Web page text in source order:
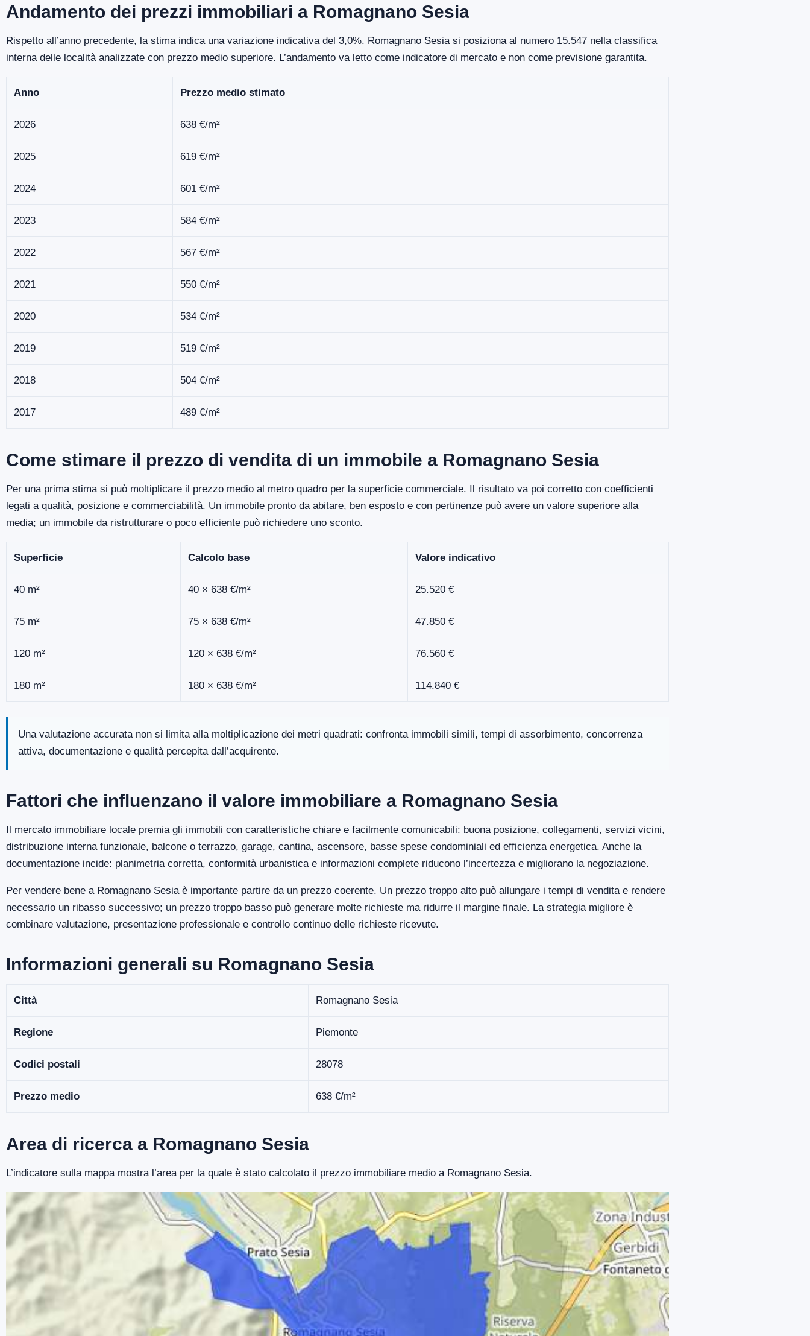
Andamento dei prezzi immobiliari a Romagnano Sesia
Rispetto all’anno precedente, la stima indica una variazione indicativa del 3,0%. Romagnano Sesia si posiziona al numero 15.547 nella classifica
interna delle località analizzate con prezzo medio superiore. L’andamento va letto come indicatore di mercato e non come previsione garantita.
Anno Prezzo medio stimato
2026 638 €/m²
2025 619 €/m²
2024 601 €/m²
2023 584 €/m²
2022 567 €/m²
2021 550 €/m²
2020 534 €/m²
2019 519 €/m²
2018 504 €/m²
2017 489 €/m²
Come stimare il prezzo di vendita di un immobile a Romagnano Sesia
Per una prima stima si può moltiplicare il prezzo medio al metro quadro per la superficie commerciale. Il risultato va poi corretto con coefficienti
legati a qualità, posizione e commerciabilità. Un immobile pronto da abitare, ben esposto e con pertinenze può avere un valore superiore alla
media; un immobile da ristrutturare o poco efficiente può richiedere uno sconto.
Superficie Calcolo base Valore indicativo
40 m² 40 × 638 €/m² 25.520 €
75 m² 75 × 638 €/m² 47.850 €
120 m² 120 × 638 €/m² 76.560 €
180 m² 180 × 638 €/m² 114.840 €
Una valutazione accurata non si limita alla moltiplicazione dei metri quadrati: confronta immobili simili, tempi di assorbimento, concorrenza
attiva, documentazione e qualità percepita dall’acquirente.
Fattori che influenzano il valore immobiliare a Romagnano Sesia
Il mercato immobiliare locale premia gli immobili con caratteristiche chiare e facilmente comunicabili: buona posizione, collegamenti, servizi vicini,
distribuzione interna funzionale, balcone o terrazzo, garage, cantina, ascensore, basse spese condominiali ed efficienza energetica. Anche la
documentazione incide: planimetria corretta, conformità urbanistica e informazioni complete riducono l’incertezza e migliorano la negoziazione.
Per vendere bene a Romagnano Sesia è importante partire da un prezzo coerente. Un prezzo troppo alto può allungare i tempi di vendita e rendere
necessario un ribasso successivo; un prezzo troppo basso può generare molte richieste ma ridurre il margine finale. La strategia migliore è
combinare valutazione, presentazione professionale e controllo continuo delle richieste ricevute.
Informazioni generali su Romagnano Sesia
Città Romagnano Sesia
Regione Piemonte
Codici postali 28078
Prezzo medio 638 €/m²
Area di ricerca a Romagnano Sesia
L’indicatore sulla mappa mostra l’area per la quale è stato calcolato il prezzo immobiliare medio a Romagnano Sesia.